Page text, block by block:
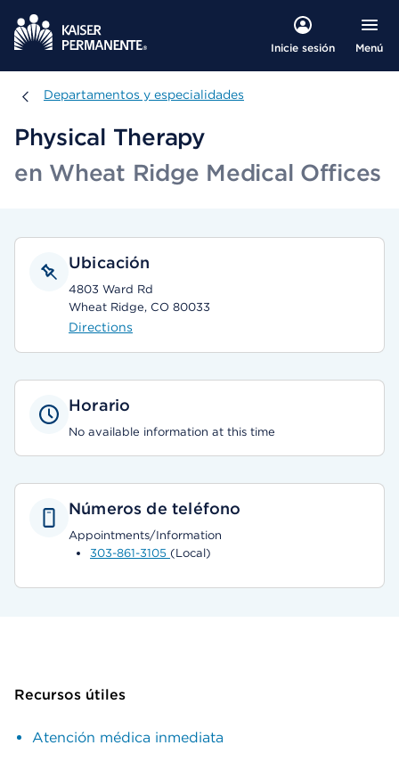
Inicie sesión Menú
Departamentos y especialidades
Departamentos y especialidades
Physical Therapy
en Wheat Ridge Medical Offices
Ubicación
4803 Ward Rd
Wheat Ridge, CO 80033
Directions
Horario
No available information at this time
Números de teléfono
Appointments/Information
303-861-3105 (Local)
Recursos útiles
Atención médica inmediata